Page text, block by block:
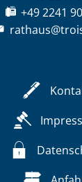
+49 2241